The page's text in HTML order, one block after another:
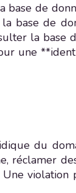
de
base de
la base
une
du
réclamer
violation